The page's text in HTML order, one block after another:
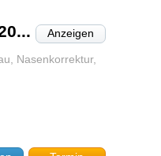
Anzeigen
Nasenkorrektur,